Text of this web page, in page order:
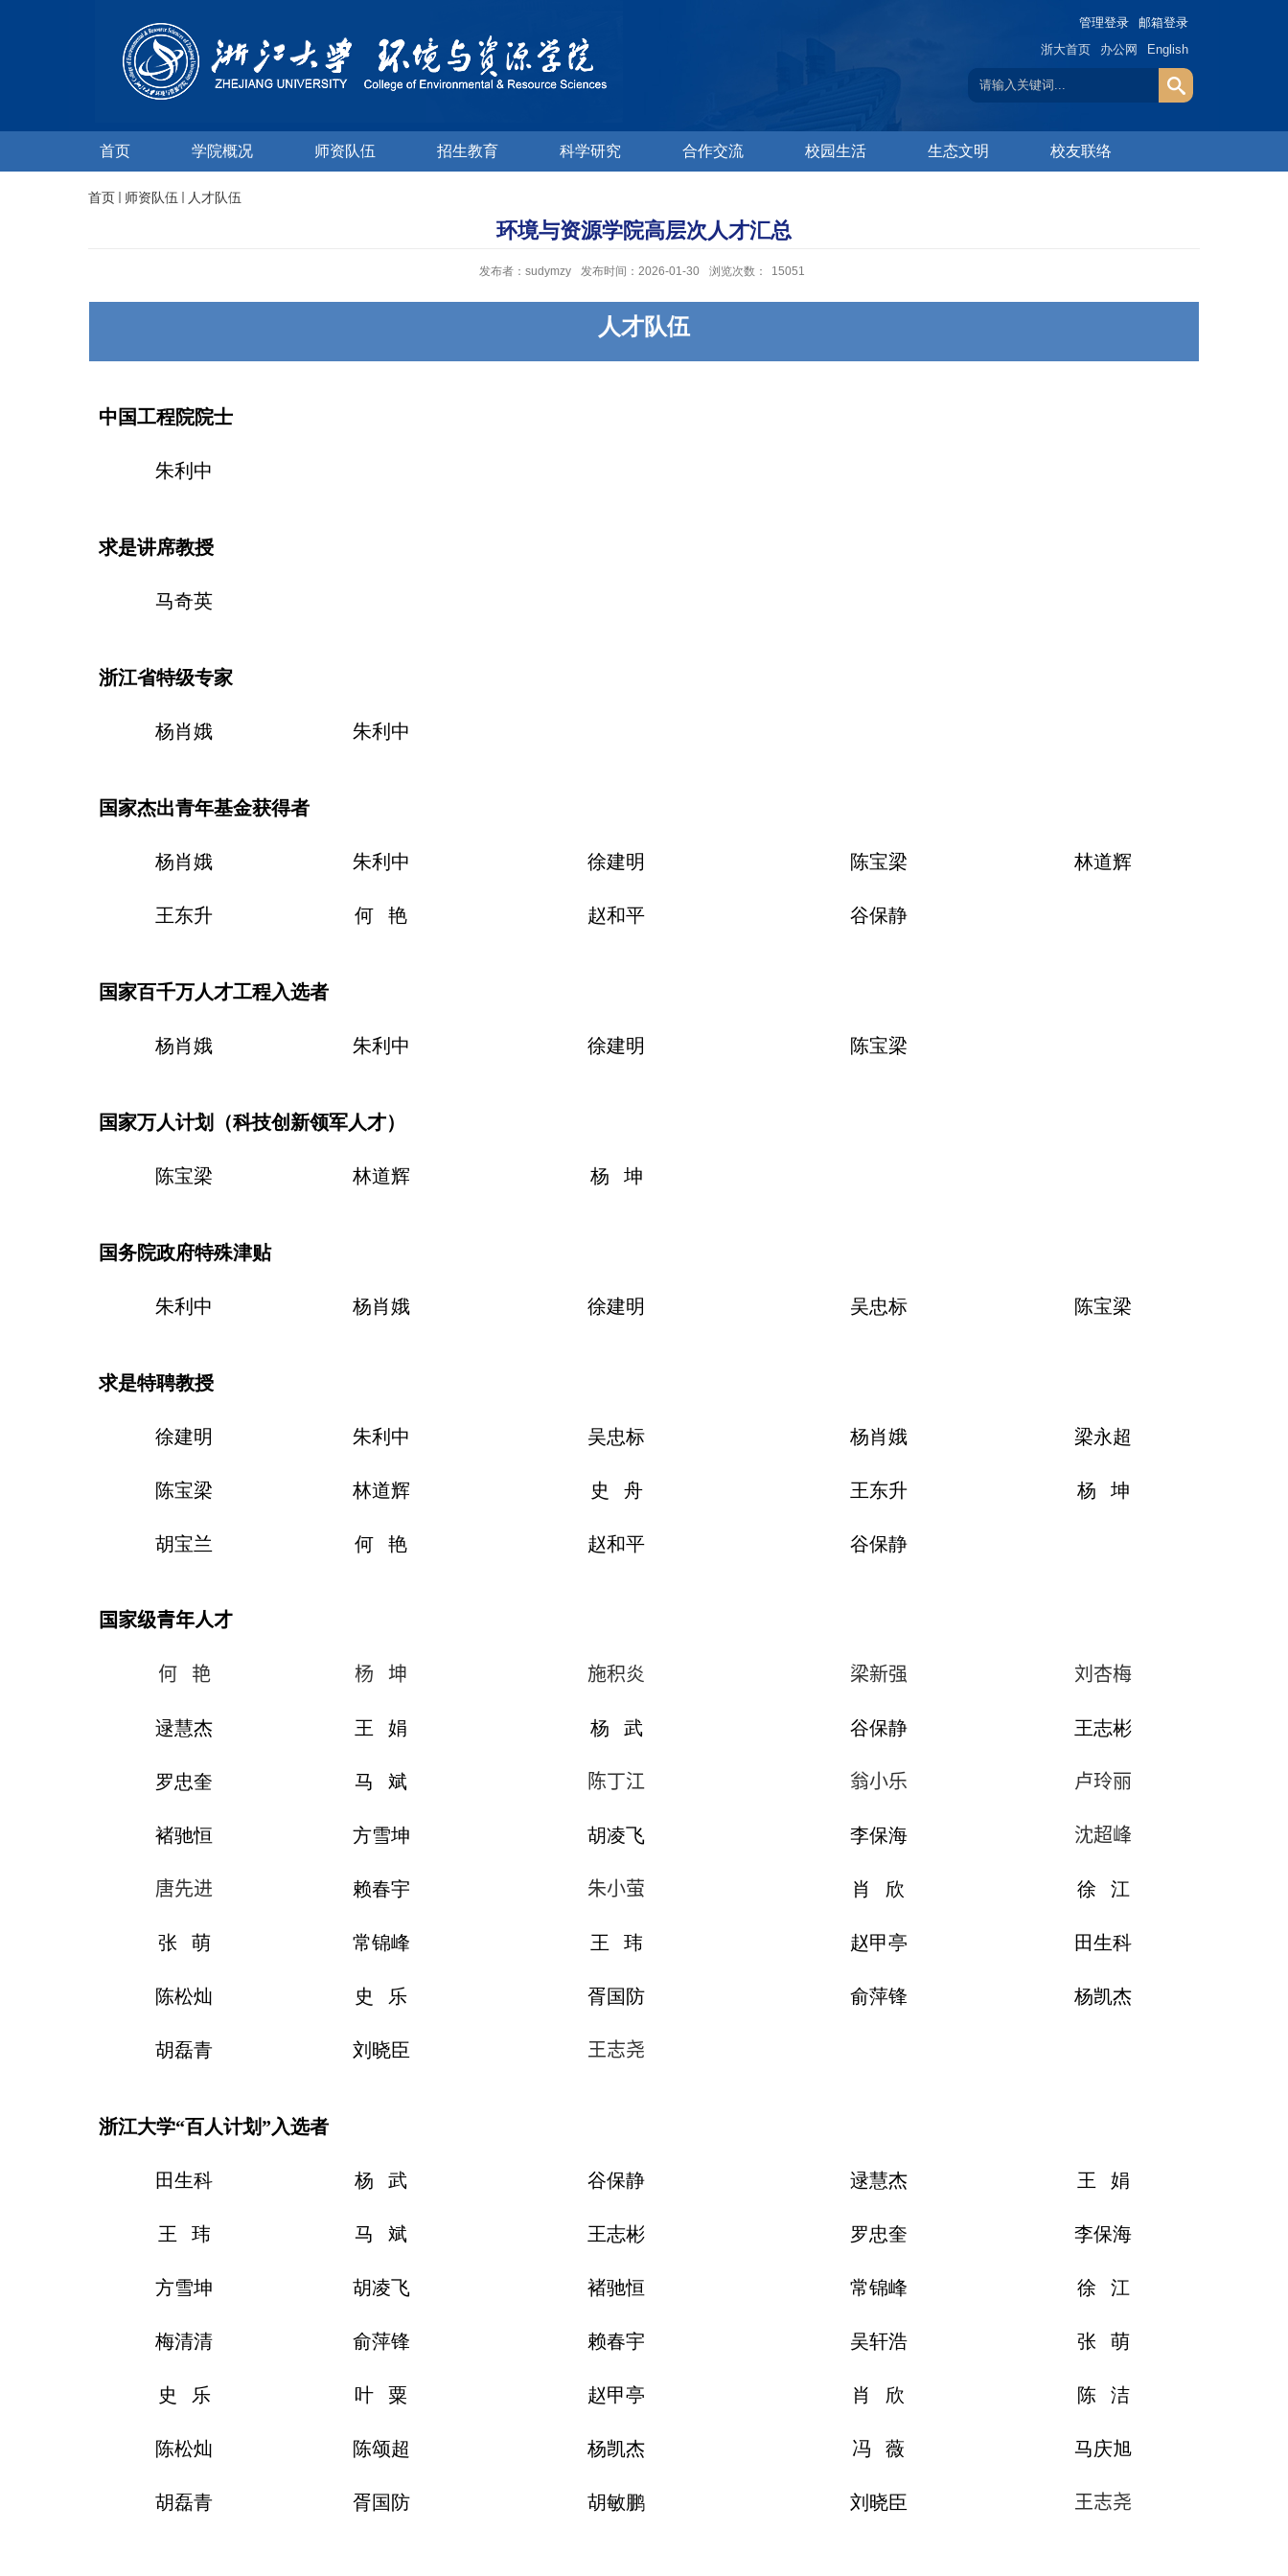
管理登录
邮箱登录
浙大首页
办公网 English
首页 学院概况 师资队伍 招生教育 科学研究 合作交流 校园生活 生态文明 校友联络
首页 师资队伍 人才队伍
环境与资源学院高层次人才汇总
发布者：sudymzy 发布时间：2026-01-30 浏览次数： 15051
人才队伍
中国工程院院士
朱利中
求是讲席教授
马奇英
浙江省特级专家
杨肖娥 朱利中
国家杰出青年基金获得者
杨肖娥 朱利中 徐建明 陈宝梁 林道辉
王东升 何 艳 赵和平 谷保静
国家百千万人才工程入选者
杨肖娥 朱利中 徐建明 陈宝梁
国家万人计划（科技创新领军人才）
陈宝梁 林道辉 杨 坤
国务院政府特殊津贴
朱利中 杨肖娥 徐建明 吴忠标 陈宝梁
求是特聘教授
徐建明 朱利中 吴忠标 杨肖娥 梁永超
陈宝梁 林道辉 史 舟 王东升 杨 坤
胡宝兰 何 艳 赵和平 谷保静
国家级青年人才
何 艳 杨 坤 施积炎 梁新强 刘杏梅
逯慧杰 王 娟 杨 武 谷保静 王志彬
罗忠奎 马 斌 陈丁江 翁小乐 卢玲丽
褚驰恒 方雪坤 胡凌飞 李保海 沈超峰
唐先进 赖春宇 朱小萤 肖 欣 徐 江
张 萌 常锦峰 王 玮 赵甲亭 田生科
陈松灿 史 乐 胥国防 俞萍锋 杨凯杰
胡磊青 刘晓臣 王志尧
浙江大学“百人计划”入选者
田生科 杨 武 谷保静 逯慧杰 王 娟
王 玮 马 斌 王志彬 罗忠奎 李保海
方雪坤 胡凌飞 褚驰恒 常锦峰 徐 江
梅清清 俞萍锋 赖春宇 吴轩浩 张 萌
史 乐 叶 粟 赵甲亭 肖 欣 陈 洁
陈松灿 陈颂超 杨凯杰 冯 薇 马庆旭
胡磊青 胥国防 胡敏鹏 刘晓臣 王志尧